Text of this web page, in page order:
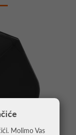
Molimo Vas